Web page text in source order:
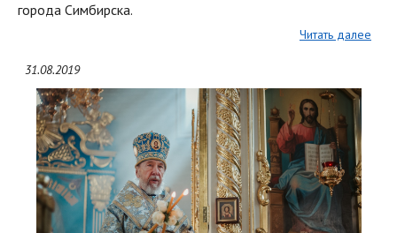
города Симбирска.
Читать далее
31.08.2019